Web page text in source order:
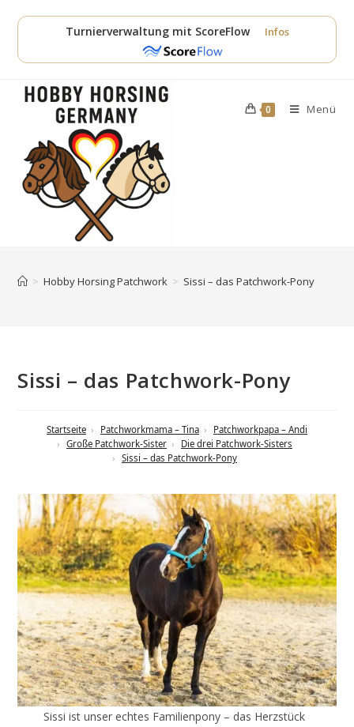
Inhalt
Turnierverwaltung mit ScoreFlow Infos
0 Menü
> Hobby Horsing Patchwork > Sissi – das Patchwork-Pony
Sissi – das Patchwork-Pony
Startseite Patchworkmama – Tina
Patchworkpapa – Andi
Große Patchwork-Sister
Die drei Patchwork-Sisters
Sissi – das Patchwork-Pony
Sissi ist unser echtes Familienpony – das Herzstück